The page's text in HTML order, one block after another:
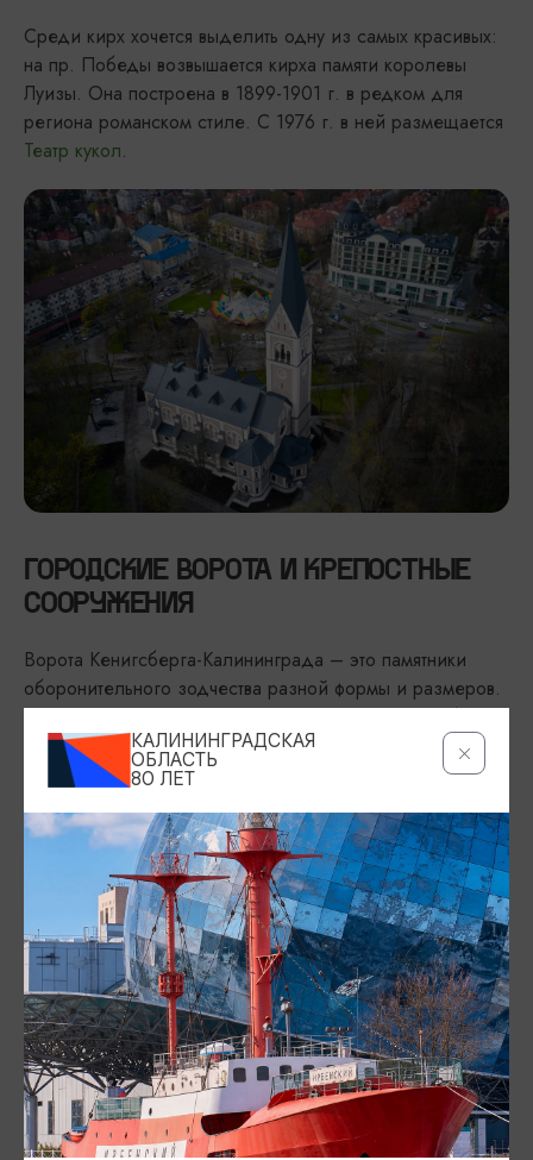
Среди кирх хочется выделить одну из самых красивых:
на пр. Победы возвышается кирха памяти королевы
Луизы. Она построена в 1899-1901 г. в редком для
региона романском стиле. С 1976 г. в ней размещается
Театр кукол.
ГОРОДСКИЕ ВОРОТА И КРЕПОСТНЫЕ
СООРУЖЕНИЯ
Ворота Кенигсберга-Калининграда – это памятники
оборонительного зодчества разной формы и размеров.
В настоящее время их осталось 8. 7 ворот Кенигсберга
и 1 ворота крепости Фридрихсбург. Сохранился
фрагмент оборонительной городской стены, ворота,
прогуляться по Литовскому валу. В большинстве ворот на
сегодняшний день открыты музеи. Наиболее
посещаемые из них:
Королевские Ворота– на Фрунзе, 112.
Фридландские Ворота– на Дзержинского, 30.
Бранденбургские Ворота– на Багратиона, 137.
КАЛИНИНГРАДСКАЯ
ОБЛАСТЬ
80 ЛЕТ